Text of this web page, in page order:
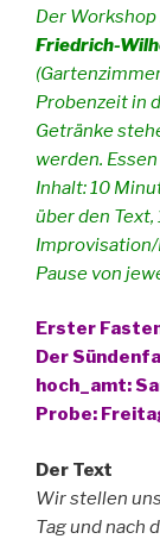
Der
Friedrich-
Probenzeit in
Getränke
werden.
Inhalt: 10
über den
Improvisation/
Pause von
Erster
Der
hoch_amt:
Probe:
Der Text
Wir stellen
Tag und nach